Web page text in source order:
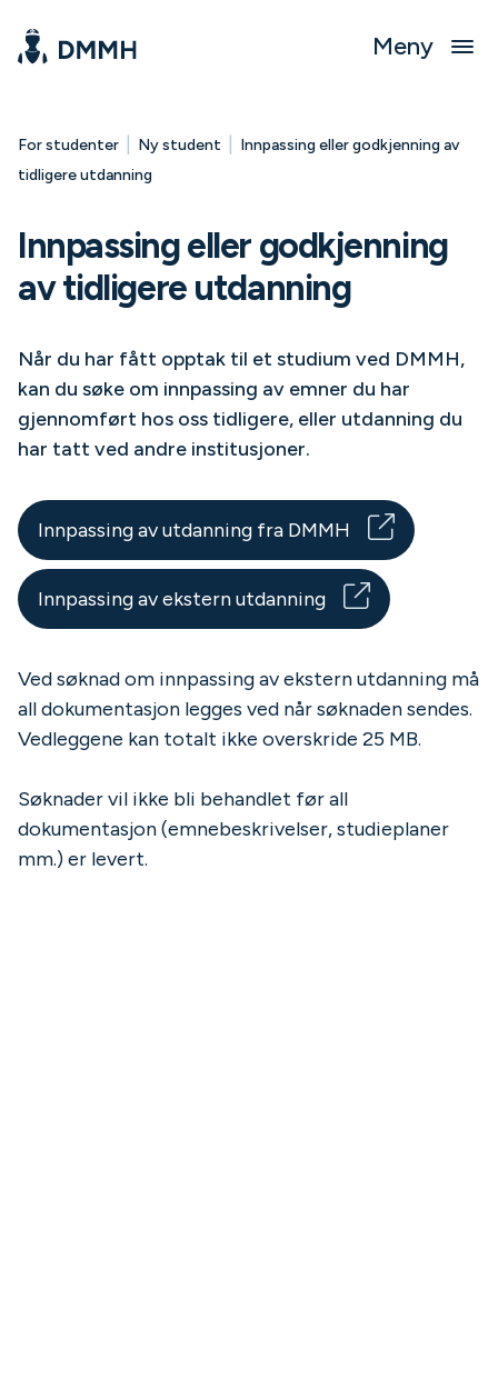
Meny
For studenter | Ny student | Innpassing eller godkjenning av
tidligere utdanning
Innpassing eller godkjenning
av tidligere utdanning
Når du har fått opptak til et studium ved DMMH,
kan du søke om innpassing av emner du har
gjennomført hos oss tidligere, eller utdanning du
har tatt ved andre institusjoner.
Innpassing av utdanning fra DMMH
Innpassing av ekstern utdanning
Ved søknad om innpassing av ekstern utdanning må
all dokumentasjon legges ved når søknaden sendes.
Vedleggene kan totalt ikke overskride 25 MB.
Søknader vil ikke bli behandlet før all
dokumentasjon (emnebeskrivelser, studieplaner
mm.) er levert.